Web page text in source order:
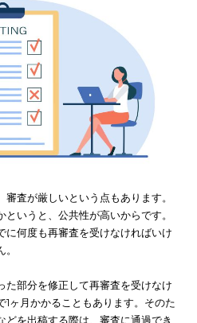
が、費用が高いことです。先ほど種
、交通広告は
高額になると1,000万
ません。
そのため、費用面で交通広
でしょう。
、デジタルサイネージであれば、設
ジタルサイネージの場合、交通広
可能です。
の中でも、
検討してください。